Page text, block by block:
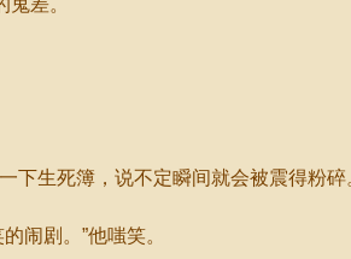
差。
生死簿，说不定瞬间就会被震得粉碎
闹剧。”他嗤笑。